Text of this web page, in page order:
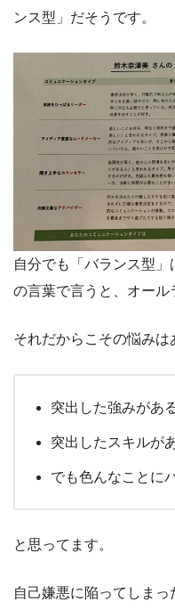
ンス型」だそうです。
自分でも「バランス型
の言葉で言うと、オール
それだからこその悩みは
突出した強みがあ
突出したスキルが
でも色んなことに
と思ってます。
自己嫌悪に陥ってしま